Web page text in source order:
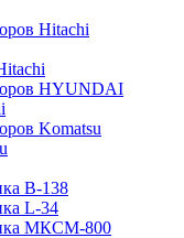
Hitachi
HYUNDAI
Komatsu
B-138
L-34
МКСМ-800